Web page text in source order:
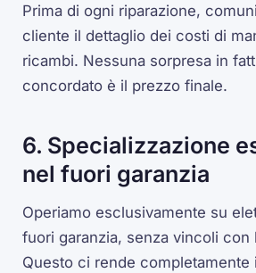
Prima di ogni riparazione,
cliente il dettaglio dei costi di
ricambi. Nessuna sorpresa in
concordato è il prezzo finale.
6. Specializzazione
nel fuori garanzia
Operiamo esclusivamente su
fuori garanzia, senza vincoli con
Questo ci rende completamente